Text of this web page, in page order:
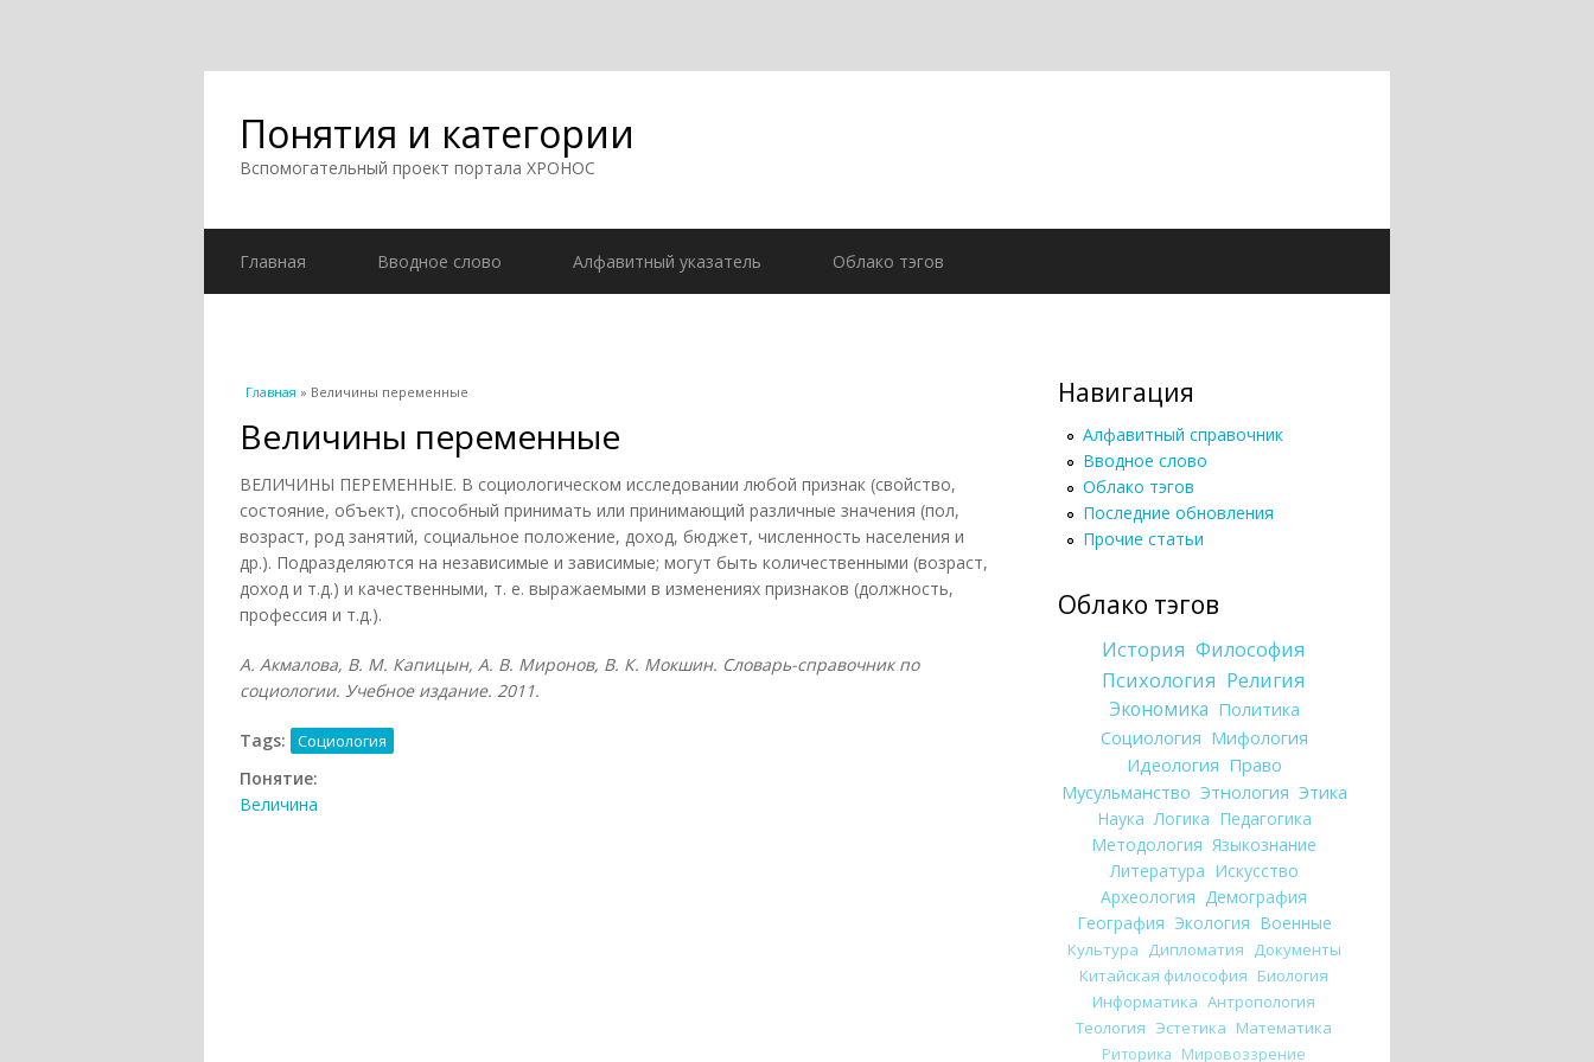
Понятия и категории
Вспомогательный проект портала ХРОНОС
Главная Вводное слово Алфавитный указатель Облако тэгов
Вы здесь
Главная » Величины переменные
Величины переменные
ВЕЛИЧИНЫ ПЕРЕМЕННЫЕ. В социологическом исследовании любой признак (свойство,
состояние, объект), способный принимать или принимающий различные значения (пол,
возраст, род занятий, социальное положение, доход, бюджет, численность населения и
др.). Подразделяются на независимые и зависимые; могут быть количественными (возраст,
доход и т.д.) и качественными, т. е. выражаемыми в изменениях признаков (должность,
профессия и т.д.).
А. Акмалова, В. М. Капицын, А. В. Миронов, В. К. Мокшин. Словарь-справочник по
социологии. Учебное издание. 2011.
Tags: Социология
Понятие:
Величина
Навигация
Алфавитный справочник
Вводное слово
Облако тэгов
Последние обновления
Прочие статьи
Облако тэгов
История Философия
Психология Религия
Экономика Политика
Социология Мифология
Идеология Право
Мусульманство Этнология Этика
Наука Логика Педагогика
Методология Языкознание
Литература Искусство
Археология Демография
География Экология Военные
Культура Дипломатия Документы
Китайская философия Биология
Информатика Антропология
Теология Эстетика Математика
Риторика Мировоззрение